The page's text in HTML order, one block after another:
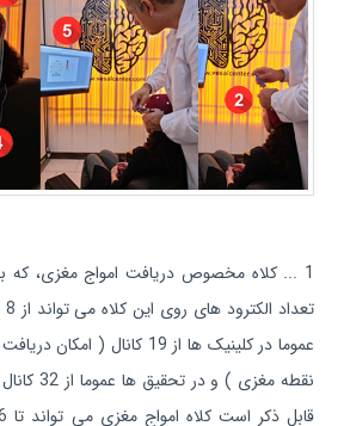
1 ... کلاه مخصوص دریافت امواج مغزی، که
نقطه مغزی